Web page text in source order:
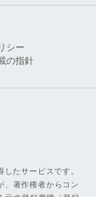
シー
の指針
たサービスです。
、著作権者からコン